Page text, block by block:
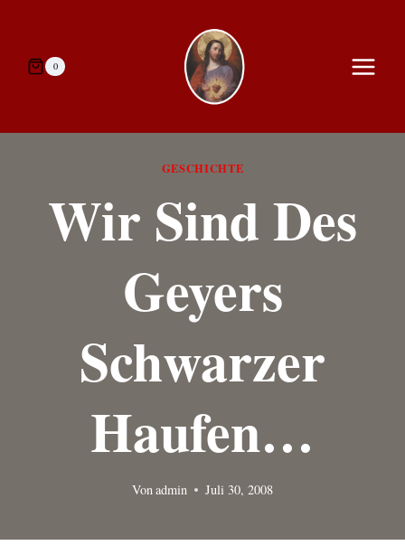
springen0
GESCHICHTE
Wir Sind Des
Geyers
Schwarzer
Haufen…
Vonadmin Juli 30, 2008